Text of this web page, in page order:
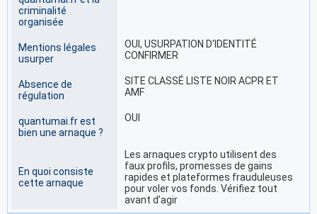
criminalité
organisée
Mentions légales
usurper
OUI, USURPATION D'IDENTITÉ
CONFIRMER
Absence de
régulation
SITE CLASSÉ LISTE NOIR ACPR ET
AMF
quantumai.fr est
bien une arnaque ?
OUI
En quoi consiste
cette arnaque
Les arnaques crypto utilisent des
faux profils, promesses de gains
rapides et plateformes frauduleuses
pour voler vos fonds. Vérifiez tout
avant d’agir